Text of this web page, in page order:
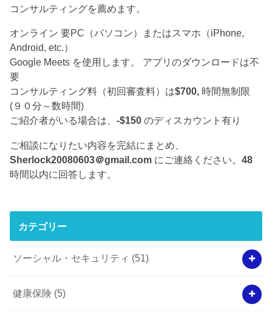
コンサルティングを薦めます。
オンライン 要PC（パソコン）またはスマホ（iPhone,
Android, etc.）
Google Meets を使用します。 アプリのダウンロードは不
要
コンサルティング料（初回審査料）は$700, 時間無制限
(９０分～数時間)
ご紹介者がいる場合は、-$150 のディスカウント有り
ご相談になりたい内容を完結にまとめ、
Sherlock20080603＠gmail.com にご連絡ください。48
時間以内に回答します。
カテゴリー
ソーシャル・セキュリティ (51)
健康保険 (5)